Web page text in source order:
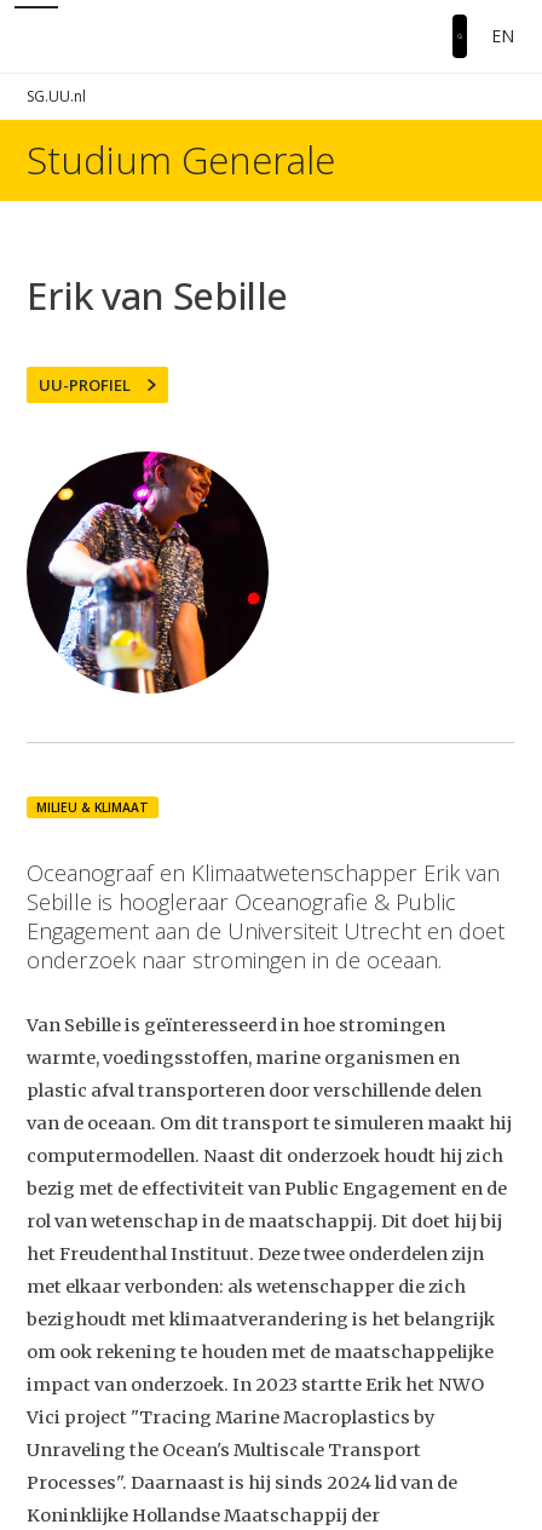
EN
SG.UU.nl
Studium Generale
Erik van Sebille
UU-PROFIEL
MILIEU & KLIMAAT
Oceanograaf en Klimaatwetenschapper Erik van
Sebille is hoogleraar Oceanografie & Public
Engagement aan de Universiteit Utrecht en doet
onderzoek naar stromingen in de oceaan.
Van Sebille is geïnteresseerd in hoe stromingen
warmte, voedingsstoffen, marine organismen en
plastic afval transporteren door verschillende delen
van de oceaan. Om dit transport te simuleren maakt hij
computermodellen. Naast dit onderzoek houdt hij zich
bezig met de effectiviteit van Public Engagement en de
rol van wetenschap in de maatschappij. Dit doet hij bij
het Freudenthal Instituut. Deze twee onderdelen zijn
met elkaar verbonden: als wetenschapper die zich
bezighoudt met klimaatverandering is het belangrijk
om ook rekening te houden met de maatschappelijke
impact van onderzoek. In 2023 startte Erik het NWO
Vici project "Tracing Marine Macroplastics by
Unraveling the Ocean's Multiscale Transport
Processes". Daarnaast is hij sinds 2024 lid van de
Koninklijke Hollandse Maatschappij der